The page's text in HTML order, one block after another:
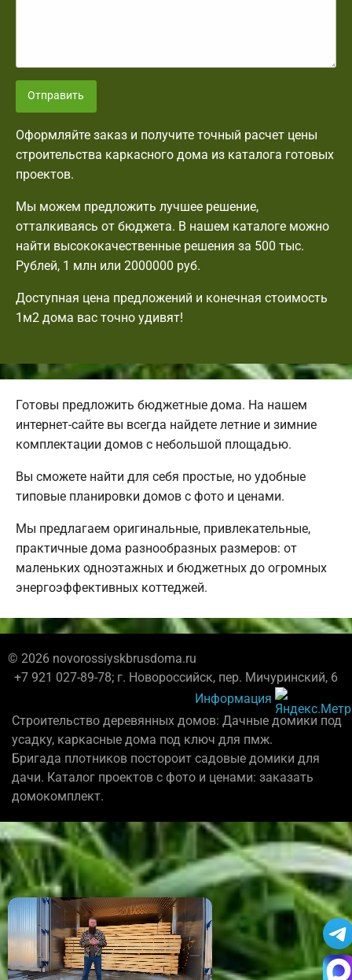
Отправить
Оформляйте заказ и получите точный расчет цены
строительства каркасного дома из каталога готовых
проектов.
Мы можем предложить лучшее решение,
отталкиваясь от бюджета. В нашем каталоге можно
найти высококачественные решения за 500 тыс.
Рублей, 1 млн или 2000000 руб.
Доступная цена предложений и конечная стоимость
1м2 дома вас точно удивят!
Готовы предложить бюджетные дома. На нашем
интернет-сайте вы всегда найдете летние и зимние
комплектации домов с небольшой площадью.
Вы сможете найти для себя простые, но удобные
типовые планировки домов с фото и ценами.
Мы предлагаем оригинальные, привлекательные,
практичные дома разнообразных размеров: от
маленьких одноэтажных и бюджетных до огромных
энергоэффективных коттеджей.
© 2026 novorossiyskbrusdoma.ru
+7 921 027-89-78; г. Новороссийск, пер. Мичуринский, 6
Информация
Строительство деревянных домов: Дачные домики под
усадку, каркасные дома под ключ для пмж.
Бригада плотников постороит садовые домики для
дачи. Каталог проектов с фото и ценами: заказать
домокомплект.